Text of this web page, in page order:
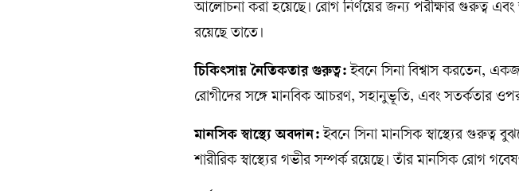
আলোচনা করা হয়েছে। রোগ নির্ণয়ের জন্য পরীক্ষার গুরুত্ব এবং
রয়েছে তাতে।
চিকিৎসায় নৈতিকতার গুরুত্ব: ইবনে সিনা বিশ্বাস করতেন,
রোগীদের সঙ্গে মানবিক আচরণ, সহানুভূতি, এবং সতর্কতার
মানসিক স্বাস্থ্যে অবদান: ইবনে সিনা মানসিক স্বাস্থ্যের গুরুত্ব
শারীরিক স্বাস্থ্যের গভীর সম্পর্ক রয়েছে। তাঁর মানসিক রোগ